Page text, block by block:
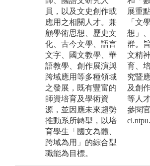
員，以及文史創作或
應用之相關人才。兼
顧學術思想、歷史文
化、古今文學、語言
文字、國文教學、華
語教學、創作展演與
跨域應用等多種領域
之發展，既有豐富的
師資培育及學術資
源，並因應未來趨勢
推動系所轉型，以培
育學生「國文為體、
跨域為用」的綜合型
職能為目標。
展重
「文
想」
群。
文精
育、
究暨
及創
等人
參閱